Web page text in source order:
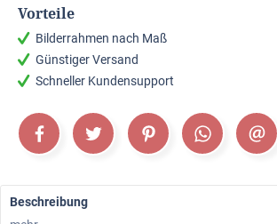
Vorteile
Bilderrahmen nach Maß
Günstiger Versand
Schneller Kundensupport
Beschreibung